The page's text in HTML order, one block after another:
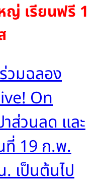
ญ่ เรียนฟรี 1
วมฉลอง
On
ส่วนลด และ
ที่ 19 ก.พ.
. เป็นต้นไป